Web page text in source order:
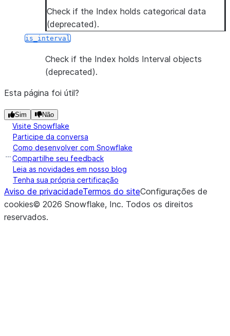
Check if the Index holds categorical data
(deprecated).
is_interval
Check if the Index holds Interval objects
(deprecated).
Esta página foi útil?
Sim Não
Visite Snowflake
Participe da conversa
Como desenvolver com Snowflake
Compartilhe seu feedback
Leia as novidades em nosso blog
Tenha sua própria certificação
Aviso de privacidadeTermos do siteConfigurações de
cookies© 2026 Snowflake, Inc. Todos os direitos
reservados.